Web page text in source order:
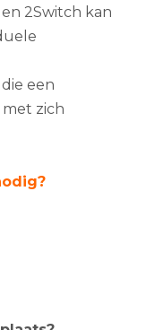
2Switch kan
een
zich